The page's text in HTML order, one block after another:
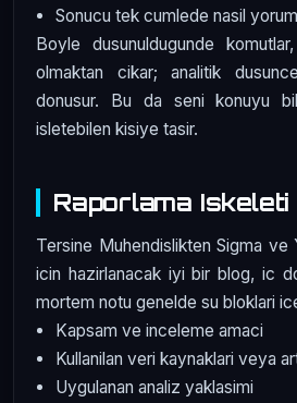
Sonucu tek cumlede nasil
Boyle dusunuldugunde
olmaktan cikar; analitik
donusur. Bu da seni konuyu
isletebilen kisiye tasir.
Raporlama Iskeleti
Tersine Muhendislikten Sigma ve
icin hazirlanacak iyi bir blog, ic
mortem notu genelde su bloklari
Kapsam ve inceleme amaci
Kullanilan veri kaynaklari veya
Uygulanan analiz yaklasimi